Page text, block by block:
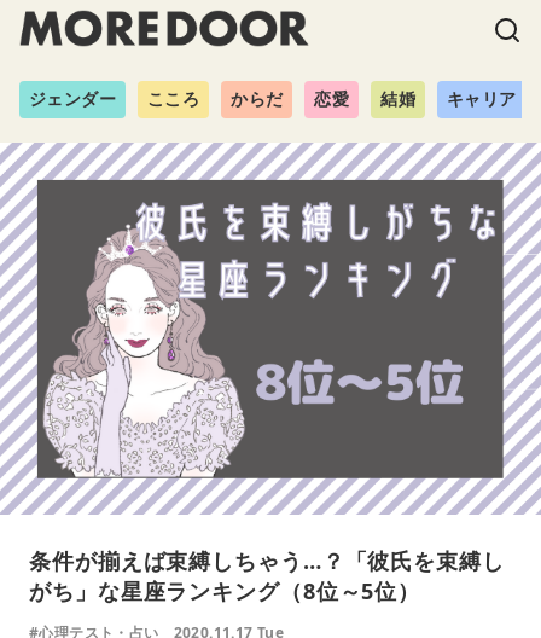
ジェンダー こころ からだ 恋愛 結婚 キャリア
条件が揃えば束縛しちゃう…？「彼氏を束縛し
がち」な星座ランキング（8位～5位）
#心理テスト・占い 2020.11.17 Tue